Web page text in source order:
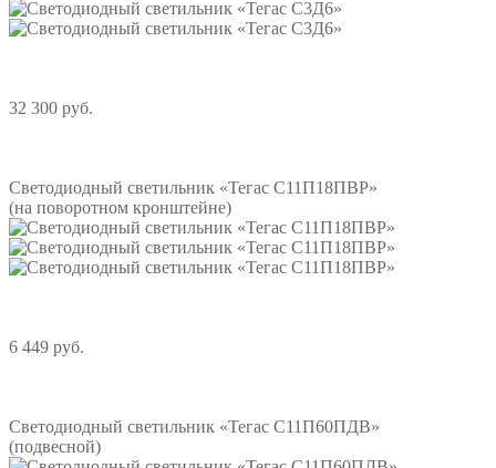
32 300 руб.
Светодиодный светильник «Тегас С11П18ПВР»
(на поворотном кронштейне)
6 449 руб.
Светодиодный светильник «Тегас С11П60ПДВ»
(подвесной)